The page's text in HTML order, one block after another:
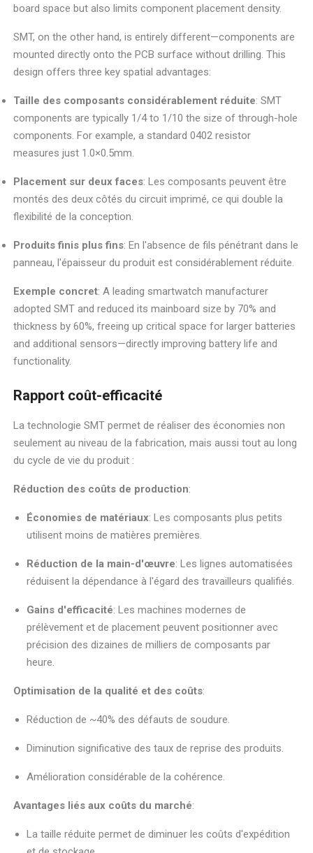
board space but also limits component placement density.
SMT, on the other hand, is entirely different—components are
mounted directly onto the PCB surface without drilling. This
design offers three key spatial advantages:
Taille des composants considérablement réduite: SMT
components are typically 1/4 to 1/10 the size of through-hole
components. For example, a standard 0402 resistor
measures just 1.0×0.5mm.
Placement sur deux faces: Les composants peuvent être
montés des deux côtés du circuit imprimé, ce qui double la
flexibilité de la conception.
Produits finis plus fins: En l'absence de fils pénétrant dans le
panneau, l'épaisseur du produit est considérablement réduite.
Exemple concret: A leading smartwatch manufacturer
adopted SMT and reduced its mainboard size by 70% and
thickness by 60%, freeing up critical space for larger batteries
and additional sensors—directly improving battery life and
functionality.
Rapport coût-efficacité
La technologie SMT permet de réaliser des économies non
seulement au niveau de la fabrication, mais aussi tout au long
du cycle de vie du produit :
Réduction des coûts de production:
Économies de matériaux: Les composants plus petits
utilisent moins de matières premières.
Réduction de la main-d'œuvre: Les lignes automatisées
réduisent la dépendance à l'égard des travailleurs qualifiés.
Gains d'efficacité: Les machines modernes de
prélèvement et de placement peuvent positionner avec
précision des dizaines de milliers de composants par
heure.
Optimisation de la qualité et des coûts:
Réduction de ~40% des défauts de soudure.
Diminution significative des taux de reprise des produits.
Amélioration considérable de la cohérence.
Avantages liés aux coûts du marché:
La taille réduite permet de diminuer les coûts d'expédition